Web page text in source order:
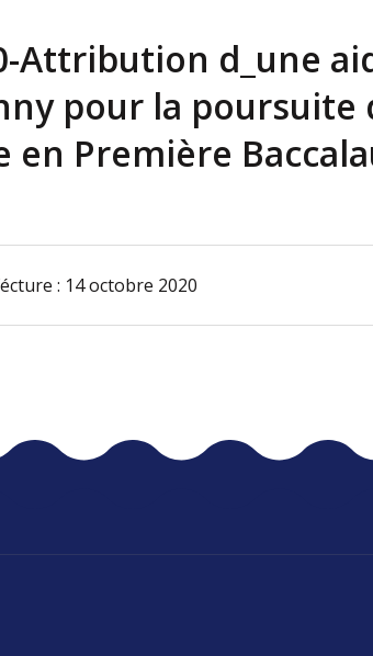
Attribution d_une
pour la poursuite
en Première
: 14 octobre 2020